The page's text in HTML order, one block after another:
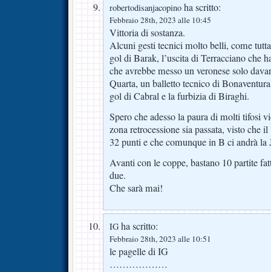
robertodisanjacopino ha scritto:
Febbraio 28th, 2023 alle 10:45
Vittoria di sostanza.
Alcuni gesti tecnici molto belli, come
gol di Barak, l’uscita di Terracciano che
che avrebbe messo un veronese solo
Quarta, un balletto tecnico di
gol di Cabral e la furbizia di Biraghi.
Spero che adesso la paura di molti tifosi
zona retrocessione sia passata, visto che
32 punti e che comunque in B ci andrà la
Avanti con le coppe, bastano 10 partite
due.
Che sarà mai!
IG ha scritto:
Febbraio 28th, 2023 alle 10:51
le pagelle di IG
………………